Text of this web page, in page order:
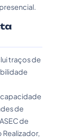
traços de
de
de